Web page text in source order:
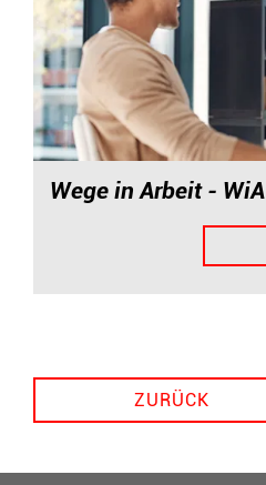
Wege in Arbeit - WiA
ZURÜCK